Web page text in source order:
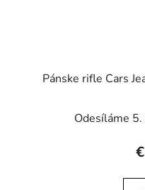
Pánske rifle Cars
Odesíláme